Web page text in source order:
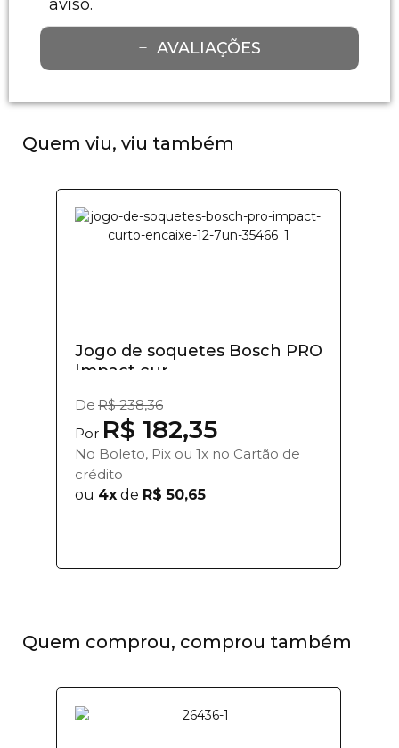
aviso.
AVALIAÇÕES
Quem viu, viu também
Jogo de soquetes Bosch PRO
Impact cur...
De R$ 238,36
Por R$ 182,35
No Boleto, Pix ou 1x no Cartão de
crédito
ou 4x de R$ 50,65
Quem comprou, comprou também